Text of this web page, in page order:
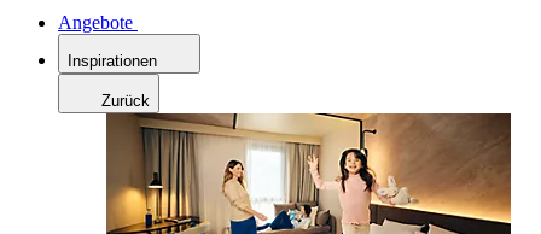
Angebote
Inspirationen
Zurück